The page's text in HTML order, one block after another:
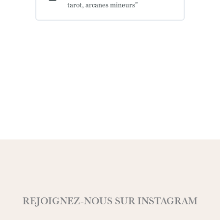
nombres
tarot, arcanes mineurs”
REJOIGNEZ-NOUS SUR INSTAGRAM